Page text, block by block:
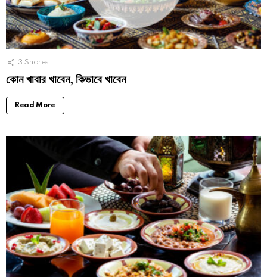
3 Shares
কোন খাবার খাবেন, কিভাবে খাবেন
Read More